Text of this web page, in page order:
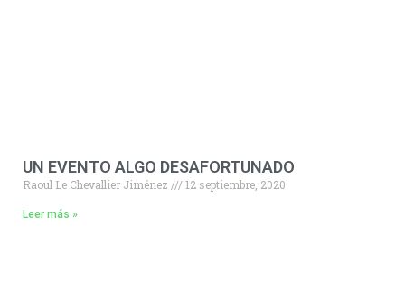
UN EVENTO ALGO DESAFORTUNADO
Raoul Le Chevallier Jiménez 12 septiembre, 2020
Leer más »